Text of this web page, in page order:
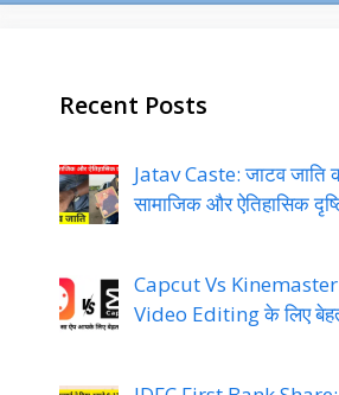
Recent Posts
Jatav Caste: जाटव जाति
सामाजिक और ऐतिहासिक
Capcut Vs
Video Editing के लिए